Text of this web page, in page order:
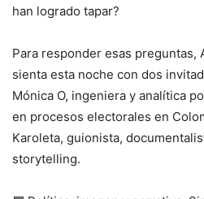
han logrado tapar?
Para responder esas preguntas,
sienta esta noche con dos
Mónica O, ingeniera y analítica
en procesos electorales en
Karoleta, guionista,
storytelling.